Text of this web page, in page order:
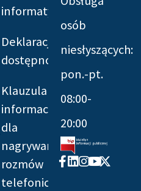
informatyczna
Deklaracja
dostępności
Klauzula
informacyjna
dla
nagrywania
rozmów
telefonicznych
osób
niesłyszących:
pon.-pt.
08:00-
20:00
Facebook-
f
Linkedin
Instagram
Youtube
X-